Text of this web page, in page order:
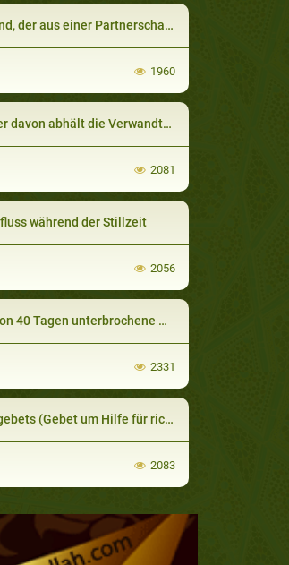
aus einer Partnerschaft aussteigt?
1960
die Verwandtschaftsbande zu pflegen
2081
während der Stillzeit
2056
unterbrochene Wochenfluss
2331
für richtige Entscheidung) während des Gebets
2083